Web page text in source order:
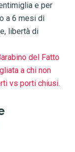
e per
a 6 mesi di
libertà di
del Fatto
a chi non
vs porti chiusi.